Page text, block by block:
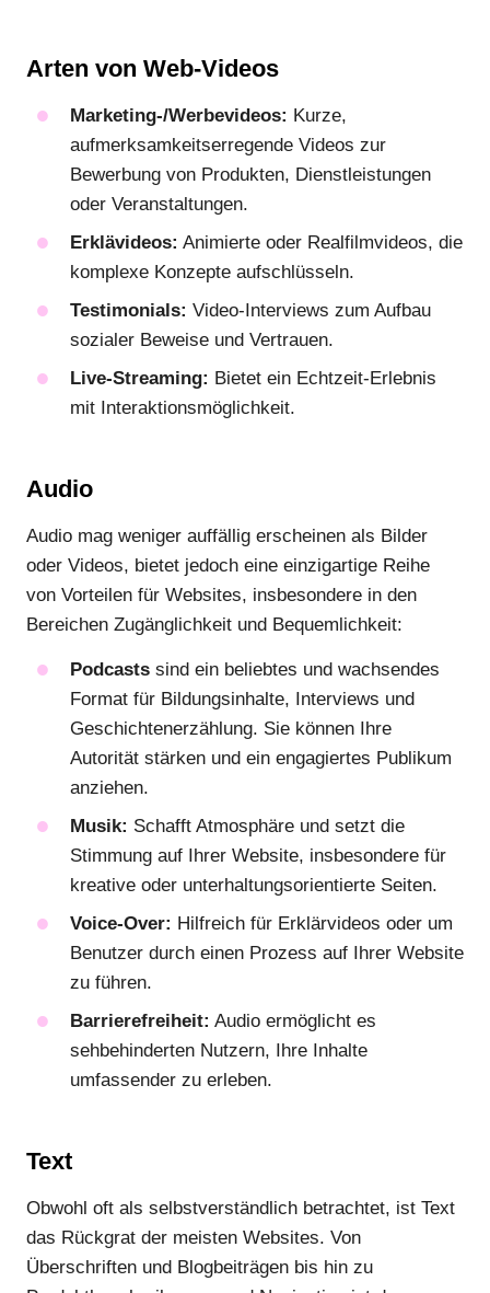
Arten von Web-Videos
Marketing-/Werbevideos: Kurze,
aufmerksamkeitserregende Videos zur
Bewerbung von Produkten, Dienstleistungen
oder Veranstaltungen.
Erklävideos: Animierte oder Realfilmvideos, die
komplexe Konzepte aufschlüsseln.
Testimonials: Video-Interviews zum Aufbau
sozialer Beweise und Vertrauen.
Live-Streaming: Bietet ein Echtzeit-Erlebnis
mit Interaktionsmöglichkeit.
Audio
Audio mag weniger auffällig erscheinen als Bilder
oder Videos, bietet jedoch eine einzigartige Reihe
von Vorteilen für Websites, insbesondere in den
Bereichen Zugänglichkeit und Bequemlichkeit:
Podcasts sind ein beliebtes und wachsendes
Format für Bildungsinhalte, Interviews und
Geschichtenerzählung. Sie können Ihre
Autorität stärken und ein engagiertes Publikum
anziehen.
Musik: Schafft Atmosphäre und setzt die
Stimmung auf Ihrer Website, insbesondere für
kreative oder unterhaltungsorientierte Seiten.
Voice-Over: Hilfreich für Erklärvideos oder um
Benutzer durch einen Prozess auf Ihrer Website
zu führen.
Barrierefreiheit: Audio ermöglicht es
sehbehinderten Nutzern, Ihre Inhalte
umfassender zu erleben.
Text
Obwohl oft als selbstverständlich betrachtet, ist Text
das Rückgrat der meisten Websites. Von
Überschriften und Blogbeiträgen bis hin zu